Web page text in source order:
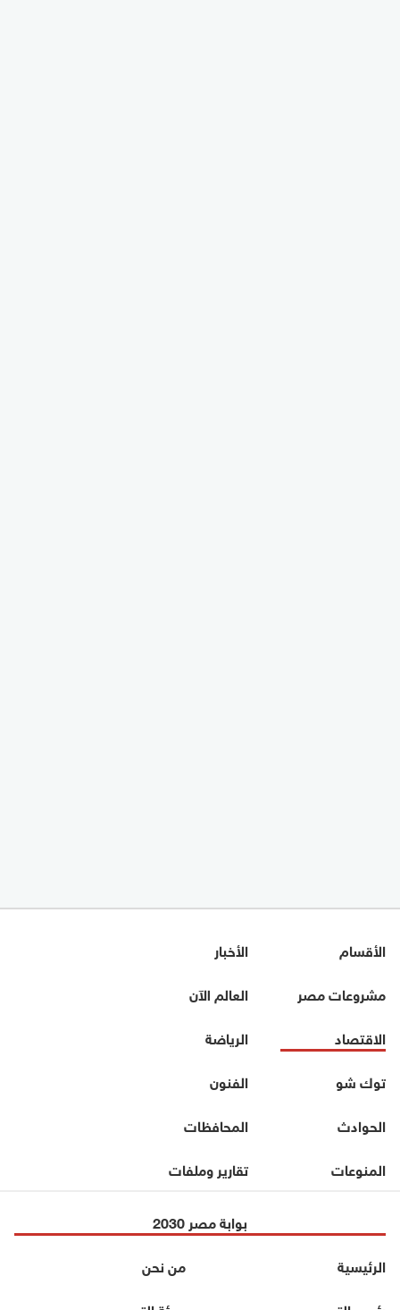
الأقسام
الأخبار
مشروعات مصر
العالم الآن
الاقتصاد
الرياضة
توك شو
الفنون
الحوادث
المحافظات
المنوعات
تقارير وملفات
بوابة مصر 2030
الرئيسية
من نحن